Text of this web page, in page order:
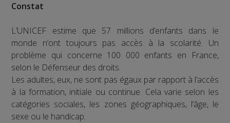
Constat
L’UNICEF estime que 57 millions d’enfants dans le
monde n’ont toujours pas accès à la scolarité. Un
problème qui concerne 100 000 enfants en France,
selon le Défenseur des droits.
Les adultes, eux, ne sont pas égaux par rapport à l’accès
à la formation, initiale ou continue. Cela varie selon les
catégories sociales, les zones géographiques, l’âge, le
sexe ou le handicap.